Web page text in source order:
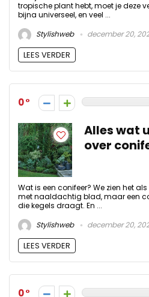
tropische plant hebt, moet je deze
bijna universeel, en veel ...
Stylishweb
december 20,
LEES VERDER
0
Alles wat
over
Wat is een conifeer? We zien het
met naaldachtig blad, maar een
die kegels draagt. En ...
Stylishweb
december 20,
LEES VERDER
0